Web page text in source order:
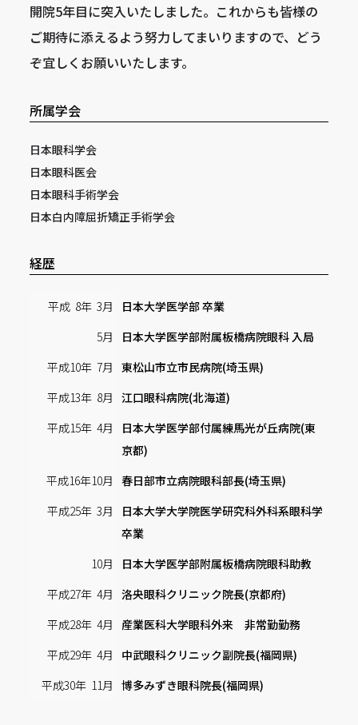
開院5年目に突入いたしました。これからも皆様の
ご期待に添えるよう努力してまいりますので、どう
ぞ宜しくお願いいたします。
所属学会
日本眼科学会
日本眼科医会
日本眼科手術学会
日本白内障屈折矯正手術学会
経歴
平成 8年 3月
日本大学医学部 卒業
5月
日本大学医学部附属板橋病院眼科 入局
平成10年 7月
東松山市立市民病院(埼玉県)
平成13年 8月
江口眼科病院(北海道)
平成15年 4月
日本大学医学部付属練馬光が丘病院(東
京都)
平成16年10月
春日部市立病院眼科部長(埼玉県)
平成25年 3月
日本大学大学院医学研究科外科系眼科学
卒業
10月
日本大学医学部附属板橋病院眼科助教
平成27年 4月
洛央眼科クリニック院長(京都府)
平成28年 4月
産業医科大学眼科外来 非常勤勤務
平成29年 4月
中武眼科クリニック副院長(福岡県)
平成30年 11月
博多みずき眼科院長(福岡県)